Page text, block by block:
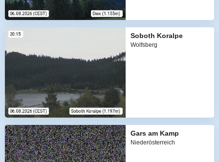
Soboth Koralpe
Wolfsberg
Gars am Kamp
Niederösterreich